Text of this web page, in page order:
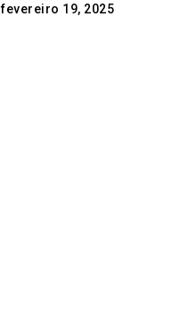
fevereiro 19, 2025